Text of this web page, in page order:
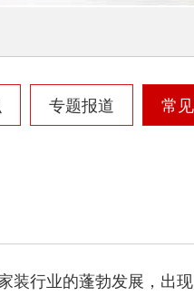
专题报道 常
行业的蓬勃发展，出